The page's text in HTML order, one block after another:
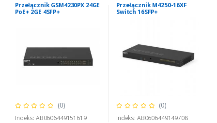
Przełącznik GSM4230PX 24GE
PoE+ 2GE 4SFP+
(0)
Indeks: AB0606449151619
Przełącznik M4250-16XF
Switch 16SFP+
(0)
Indeks: AB0606449149708